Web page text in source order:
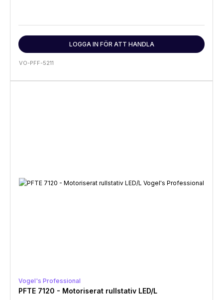
LOGGA IN FÖR ATT HANDLA
VO-PFF-5211
Vogel's Professional
PFTE 7120 - Motoriserat rullstativ LED/L